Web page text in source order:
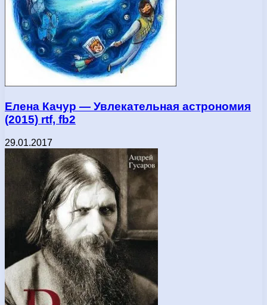
Елена Качур — Увлекательная астрономия
(2015) rtf, fb2
29.01.2017